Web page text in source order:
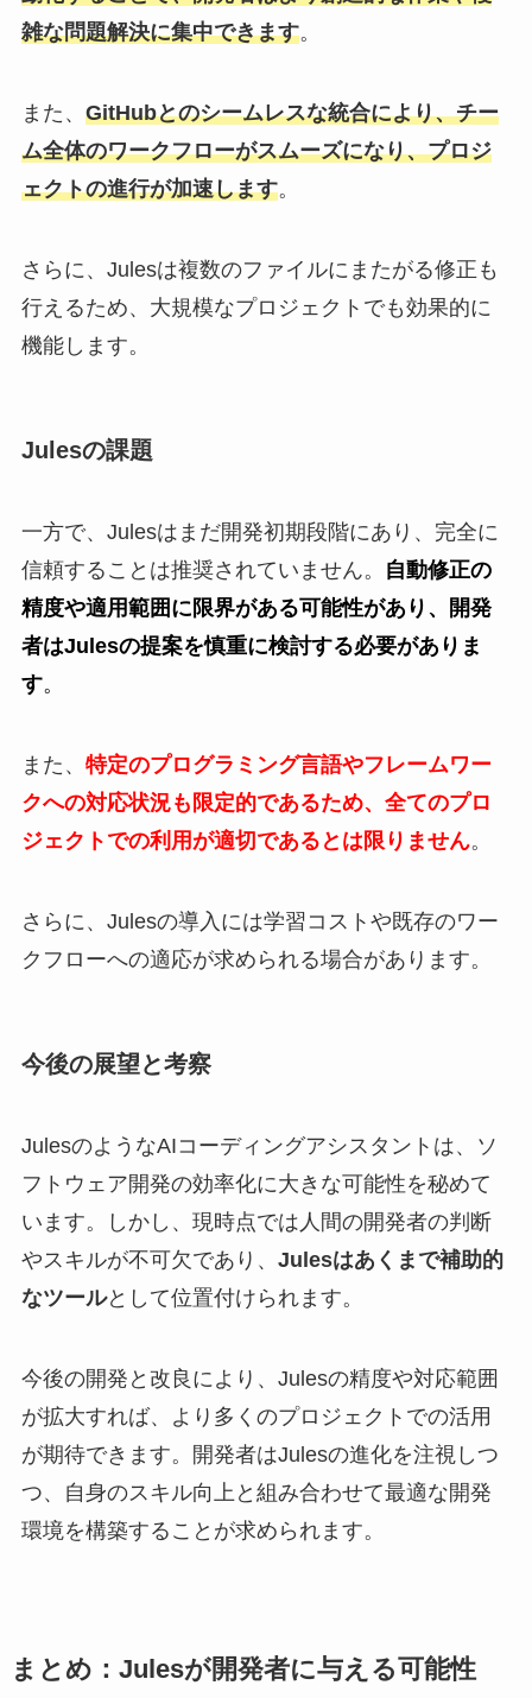
雑な問題解決に集中できます。
また、 GitHubとのシームレスな統合により、チー
ム全体のワークフローがスムーズになり、プロジ
ェクトの進行が加速します。
さらに、Julesは複数のファイルにまたがる修正も
行えるため、大規模なプロジェクトでも効果的に
機能します。
Julesの課題
一方で、Julesはまだ開発初期段階にあり、完全に
信頼することは推奨されていません。
自動修正の
精度や適用範囲に限界がある可能性があり、開発
者はJulesの提案を慎重に検討する必要がありま
す。
また、 特定のプログラミング言語やフレームワー
クへの対応状況も限定的であるため、全てのプロ
ジェクトでの利用が適切であるとは限りません。
さらに、Julesの導入には学習コストや既存のワー
クフローへの適応が求められる場合があります。
今後の展望と考察
JulesのようなAIコーディングアシスタントは、ソ
フトウェア開発の効率化に大きな可能性を秘めて
います。しかし、現時点では人間の開発者の判断
やスキルが不可欠であり、 Julesはあくまで補助的
なツールとして位置付けられます。
今後の開発と改良により、Julesの精度や対応範囲
が拡大すれば、より多くのプロジェクトでの活用
が期待できます。開発者はJulesの進化を注視しつ
つ、自身のスキル向上と組み合わせて最適な開発
環境を構築することが求められます。
まとめ：Julesが開発者に与える可能性